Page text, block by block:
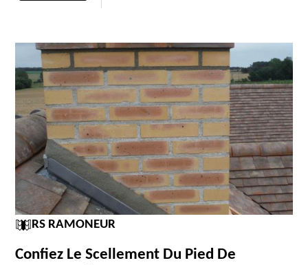
RS RAMONEUR
Confiez Le Scellement Du Pied De